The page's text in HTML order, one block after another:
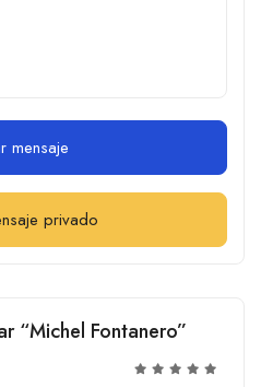
mensaje
privado
“Michel Fontanero”